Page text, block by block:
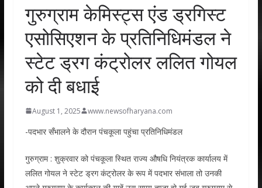
गुरुग्राम केमिस्ट्स एंड ड्रगिस्ट
एसोसिएशन के प्रतिनिधिमंडल ने
स्टेट ड्रग कंट्रोलर ललित गोयल
को दी बधाई
August 1, 2025 www.newsofharyana.com
-पदभार सँभालने के दौरान पंचकूला पहुंचा प्रतिनिधिमंडल
गुरुग्राम : शुक्रवार को पंचकूला स्थित राज्य औषधि नियंत्रक कार्यालय में
ललित गोयल ने स्टेट ड्रग कंट्रोलर के रूप में पदभार संभाला तो उनकी